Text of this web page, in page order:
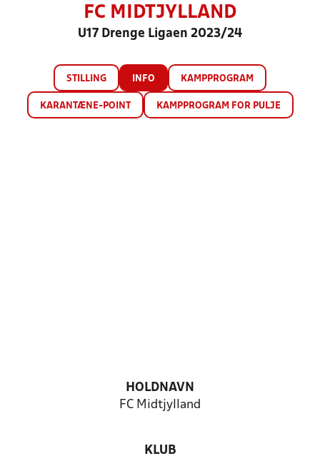
FC MIDTJYLLAND
U17 Drenge Ligaen 2023/24
STILLING INFO KAMPPROGRAM
KARANTÆNE-POINT KAMPPROGRAM FOR PULJE
HOLDNAVN
FC Midtjylland
KLUB